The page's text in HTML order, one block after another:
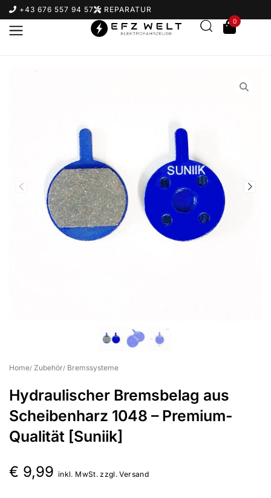
+43 676 557 94 57 REPARATUR
0
Home Zubehör Bremssysteme
Hydraulischer Bremsbelag aus
Scheibenharz 1048 – Premium-
Qualität [Suniik]
€ 9,99 inkl. MwSt. zzgl. Versand